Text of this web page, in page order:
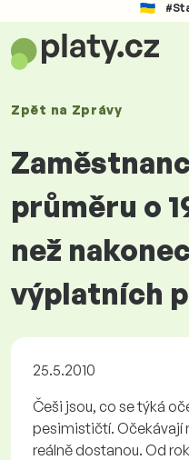
Zpět na Zprávy
průměru o
než
výplatních
25.5.2010
Češi jsou, co se týká
pesimističtí. Očekávají
reálně dostanou. Od